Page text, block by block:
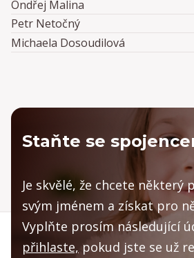
Ondřej Malina
Petr Netočný
Michaela Dosoudilová
Staňte se
Je skvělé, že chcete
svým jménem a získat pro
Vyplňte prosím následující
přihlaste, pokud jste se už